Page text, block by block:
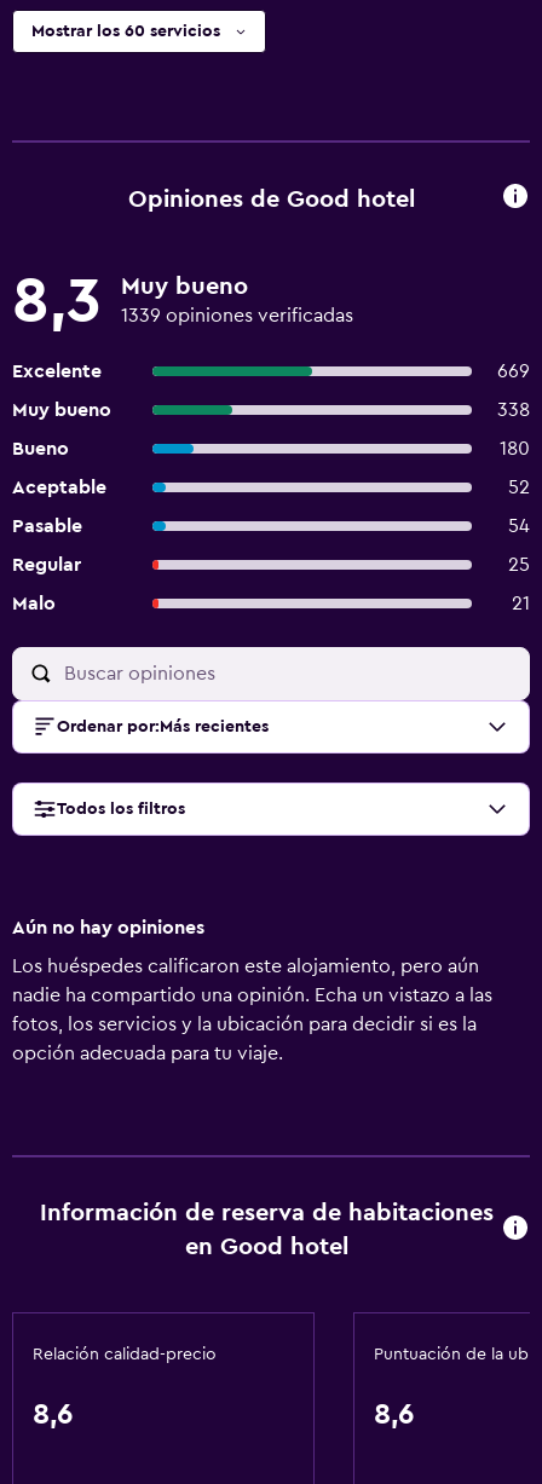
Mostrar los 60 servicios
Opiniones de Good hotel
8,3 Muy bueno
1339 opiniones verificadas
Excelente
669
Muy bueno
338
Bueno
180
Aceptable
52
Pasable
54
Regular
25
Malo
21
Ordenar por: Más recientes
Todos los filtros
Aún no hay opiniones
Los huéspedes calificaron este alojamiento, pero aún
nadie ha compartido una opinión. Echa un vistazo a las
fotos, los servicios y la ubicación para decidir si es la
opción adecuada para tu viaje.
Información de reserva de habitaciones
en Good hotel
Relación calidad-precio
8,6
Puntuación de la
8,6